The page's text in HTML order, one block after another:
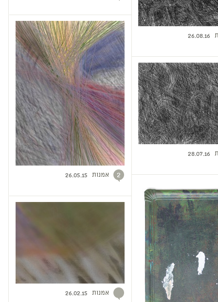
26.08.16
28.07.16
2 אמנות 26.05.15
אמנות 26.02.15